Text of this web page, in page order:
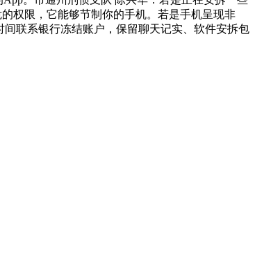
权限，它能够节制你的手机。若是手机呈现非
联系银行冻结账户，保留聊天记实、软件安拆包